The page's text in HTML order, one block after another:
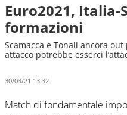
Euro2021,
formazioni
Scamacca e Tonali ancora
attacco potrebbe esserci
30/03/21 13:32
Match di fondamentale